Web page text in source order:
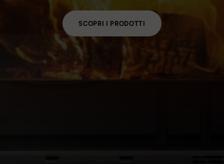
SCOPRI I PRODOTTI